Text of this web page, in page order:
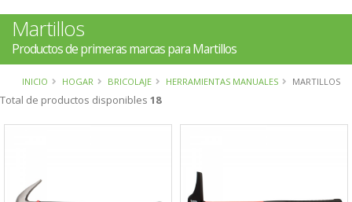
Martillos
Productos de primeras marcas para Martillos
INICIO HOGAR BRICOLAJE HERRAMIENTAS MANUALES MARTILLOS
Total de productos disponibles 18